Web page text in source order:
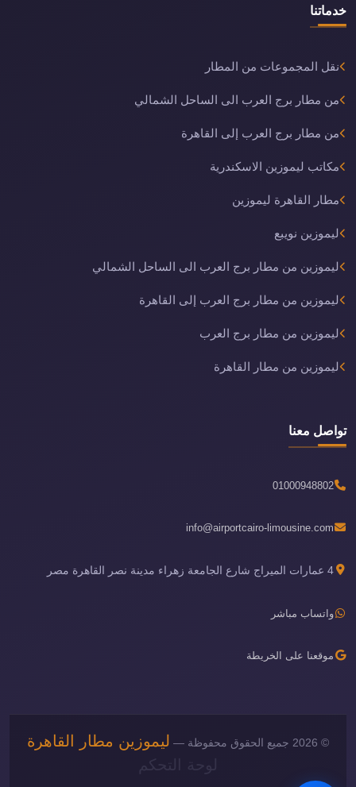
خدماتنا
نقل المجموعات من المطار
من مطار برج العرب الى الساحل الشمالي
من مطار برج العرب إلى القاهرة
مكاتب ليموزين الاسكندرية
مطار القاهرة ليموزين
ليموزين نويبع
ليموزين من مطار برج العرب الى الساحل الشمالي
ليموزين من مطار برج العرب إلى القاهرة
ليموزين من مطار برج العرب
ليموزين من مطار القاهرة
تواصل معنا
01000948802
info@airportcairo-limousine.com
4 عمارات الميراج شارع الجامعة زهراء مدينة نصر القاهرة مصر
واتساب مباشر
موقعنا على الخريطة
© 2026 جميع الحقوق محفوظة —
ليموزين مطار القاهرة